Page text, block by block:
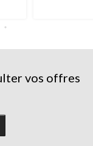
vos offres